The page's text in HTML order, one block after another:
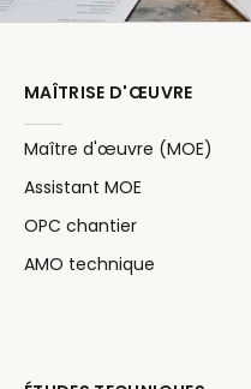
MAÎTRISE D'ŒUVRE
Maître d'œuvre (MOE)
Assistant MOE
OPC chantier
AMO technique